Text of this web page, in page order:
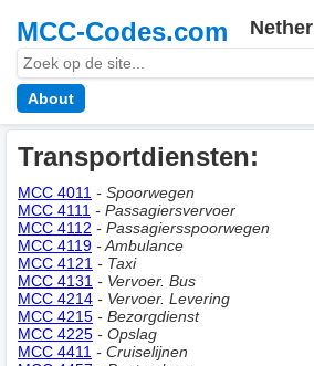
MCC-Codes.com
About
Transportdiensten:
MCC 4011 - Spoorwegen
MCC 4111 - Passagiersvervoer
MCC 4112 - Passagiersspoorwegen
MCC 4119 - Ambulance
MCC 4121 - Taxi
MCC 4131 - Vervoer. Bus
MCC 4214 - Vervoer. Levering
MCC 4215 - Bezorgdienst
MCC 4225 - Opslag
MCC 4411 - Cruiselijnen